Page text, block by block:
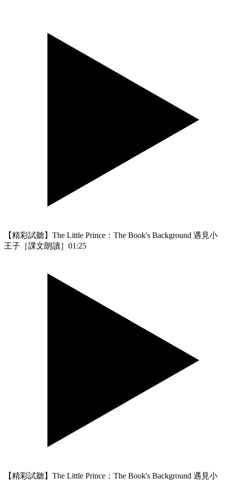
【精彩試聽】The Little Prince：The Book's Background 遇見小
王子［課文朗讀］ 01:25
【精彩試聽】The Little Prince：The Book's Background 遇見小